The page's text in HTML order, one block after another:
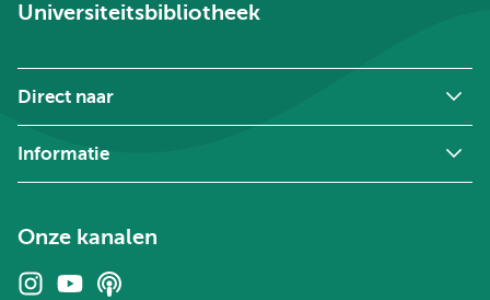
Universiteitsbibliotheek
Direct naar
Informatie
Onze kanalen
Instagram
Youtube